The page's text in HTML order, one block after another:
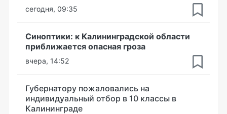
сегодня, 09:35
Синоптики: к Калининградской области
приближается опасная гроза
вчера, 14:52
Губернатору пожаловались на
индивидуальный отбор в 10 классы в
Калининграде